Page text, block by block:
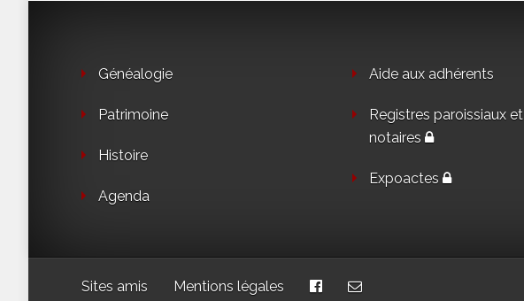
Généalogie
Patrimoine
Histoire
Agenda
Aide aux adhérents
Registres paroissiaux et
notaires
Expoactes
Sites amis Mentions légales